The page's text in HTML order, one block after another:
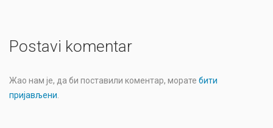
Postavi komentar
Жао нам је, да би поставили коментар, морате бити
пријављени